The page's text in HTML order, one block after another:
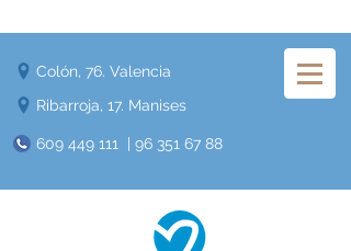
Colón, 76. Valencia
Ribarroja, 17. Manises
609 449 111 96 351 67 88